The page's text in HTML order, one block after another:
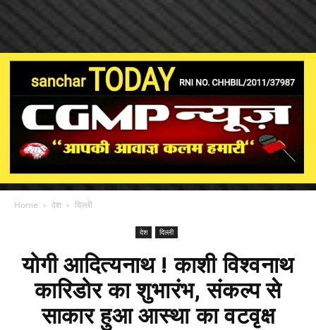
Home देश दिल्ली
देश दिल्ली
योगी आदित्यनाथ ! काशी विश्वनाथ
कारिडोर का शुभारंभ, संकल्प से
साकार हुआ आस्था का वटवृक्ष